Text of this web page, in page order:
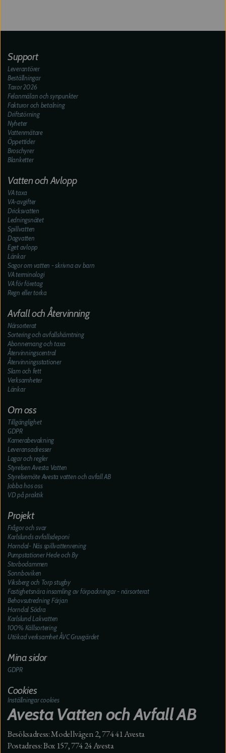
Support
Leverantörer
Beställningar
Taxor 2026
Felanmälan och synpunkter
Fakturor och betalning
Driftstörning
Nyheter
Vattenmätare
Öppettider
Broschyrer
Blanketter
Vatten och Avlopp
VA taxa
VA-avgifter
Dricksvatten
Ledningsnätet
Spillvatten
Dagvatten
Eget avlopp
Länkar
Sagor om vatten - skrivna av barn
VA terminologi
VA för företag
Regn eller torka
Avfall och Återvinning
Närsorterat
Sortering och avfallshämtning
Abonnemang och taxa
Återvinningscentral
Återvinningsstationer
Slam och fett
Verksamheter
Länkar
Om oss
Tillgänglighet
GDPR
Kamerabevakning
Leveransadresser
Lagar och regler
Styrelsen Avesta Vatten
Styrelsemöte Avesta vatten och avfall AB
Jobba hos oss
VD på praktik
Projekt
Frågor och svar
Karlslunds avfallsdeponi
Horndal- Näs spillvattenrening
Pumpstationer Hede och By
Storbodammen
Sonnboviken
Viksberg och Torp stugby
Fastighetsnära insamling av förpackningar - närsorterat
Behovsutredning Färjan
Horndal Södra
Karlslund Lakvatten
100% Källsortering
Utökad verksamhet ÅVC Gruvgärdet
Mina sidor
GDPR
Cookies
Inställningar cookies
Avesta Vatten och Avfall AB
Besöksadress: Modellvägen 2, 774 41 Avesta
Postadress: Box 157, 774 24 Avesta